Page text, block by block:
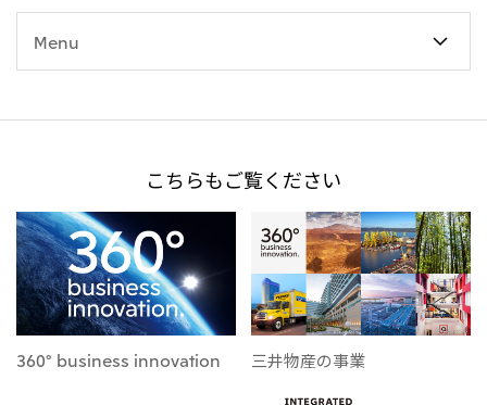
Menu
こちらもご覧ください
360° business innovation 三井物産の事業